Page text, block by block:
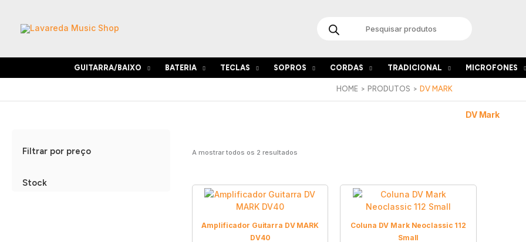
content
search
GUITARRA/BAIXO BATERIA TECLAS SOPROS CORDAS TRADICIONAL MICROFONES
HOME PRODUTOS DV MARK
Filtrar por preço
Stock
DV Mark
A mostrar todos os 2 resultados
Amplificador Guitarra DV MARK
DV40
Coluna DV Mark Neoclassic 112
Small